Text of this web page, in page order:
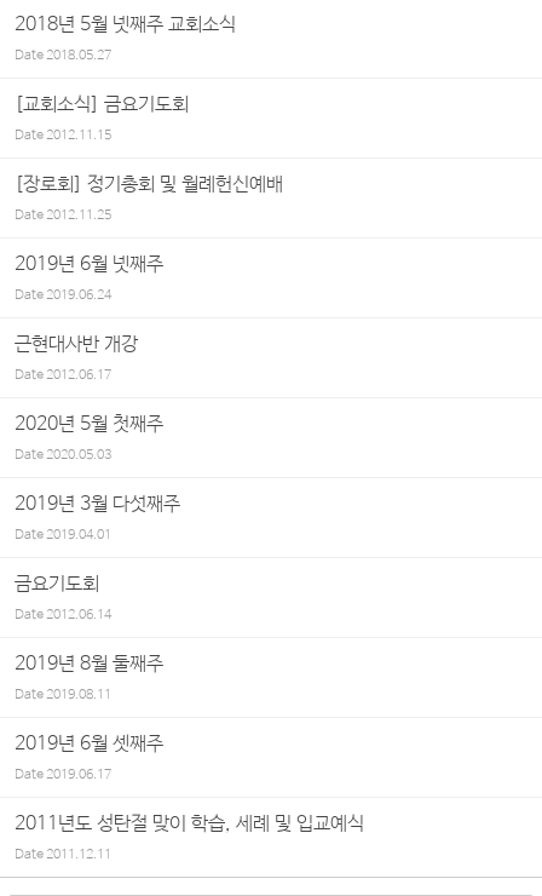
2018년 5월 넷째주 교회소식
Date2018.05.27
[교회소식] 금요기도회
Date2012.11.15
[장로회] 정기총회 및 월례헌신예배
Date2012.11.25
2019년 6월 넷째주
Date2019.06.24
근현대사반 개강
Date2012.06.17
2020년 5월 첫째주
Date2020.05.03
2019년 3월 다섯째주
Date2019.04.01
금요기도회
Date2012.06.14
2019년 8월 둘째주
Date2019.08.11
2019년 6월 셋째주
Date2019.06.17
2011년도 성탄절 맞이 학습, 세례 및 입교예식
Date2011.12.11